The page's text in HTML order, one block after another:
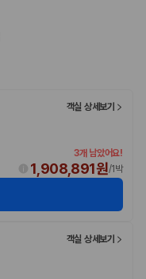
객실 상세보기
3개 남았어요!
1,908,891원/1박
객실 상세보기